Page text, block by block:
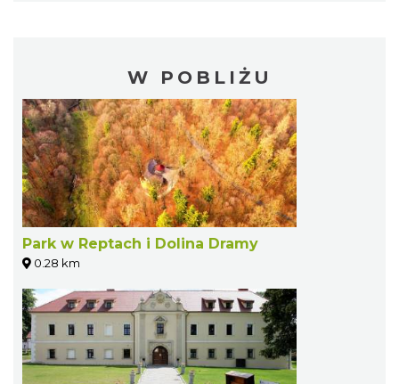
W POBLIŻU
Park w Reptach i Dolina Dramy
0.28 km